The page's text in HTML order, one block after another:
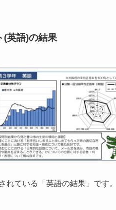
(英語)の結果
れている「英語の結果」です